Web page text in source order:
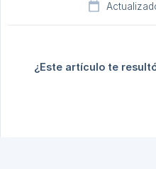
¿Este artículo te